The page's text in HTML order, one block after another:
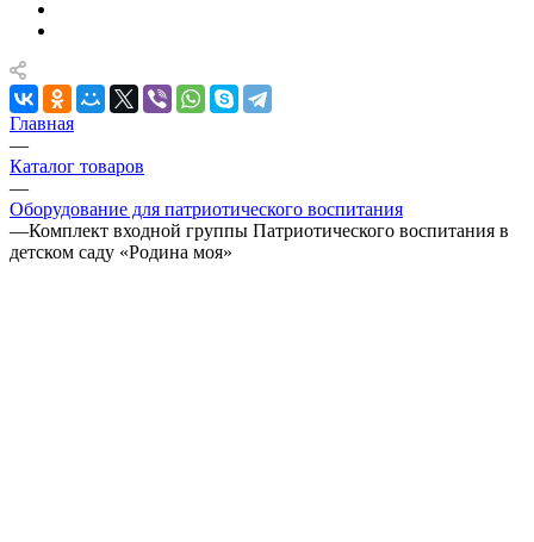
Главная
—
Каталог товаров
—
Оборудование для патриотического воспитания
—Комплект входной группы Патриотического воспитания в
детском саду «Родина моя»